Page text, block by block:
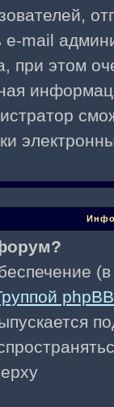
e-mail
при этом
phpBB